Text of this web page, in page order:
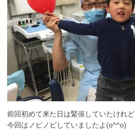
前回初めて来た日は緊張していたけれど
今回はノビノビしていましたよ(o^^o)